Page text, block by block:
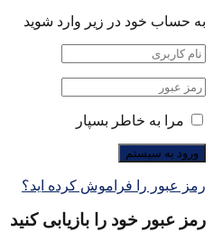
به حساب خود در زیر وارد شوید
مرا به خاطر بسپار
رمز عبور را فراموش کرده اید؟
رمز عبور خود را بازیابی کنید